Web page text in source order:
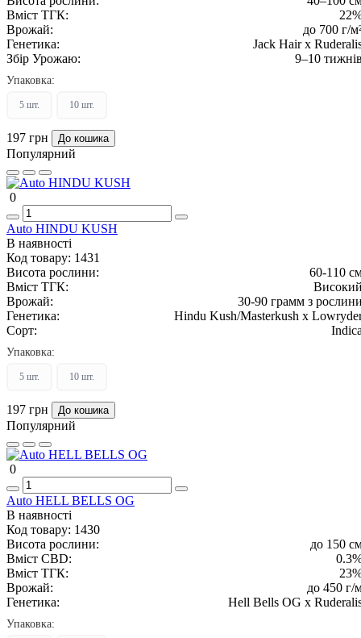
Вміст ТГК:
Врожай:
до 700 г/
Генетика:
Jack Hair x
Збір Урожаю:
9–10
Упаковка:
5 шт. 10 шт.
197 грн До кошика
Популярний
0
Auto HINDU KUSH
В наявності
Код товару: 1431
Висота рослини:
60-110
Вміст ТГК:
Врожай:
30-90 грамм з
Генетика:
Hindu Kush/Masterkush x
Сорт:
Упаковка:
5 шт. 10 шт.
197 грн До кошика
Популярний
0
Auto HELL BELLS OG
В наявності
Код товару: 1430
Висота рослини:
до 150
Вміст CBD:
Вміст ТГК:
Врожай:
до 450 г/
Генетика:
Hell Bells OG x
Упаковка: